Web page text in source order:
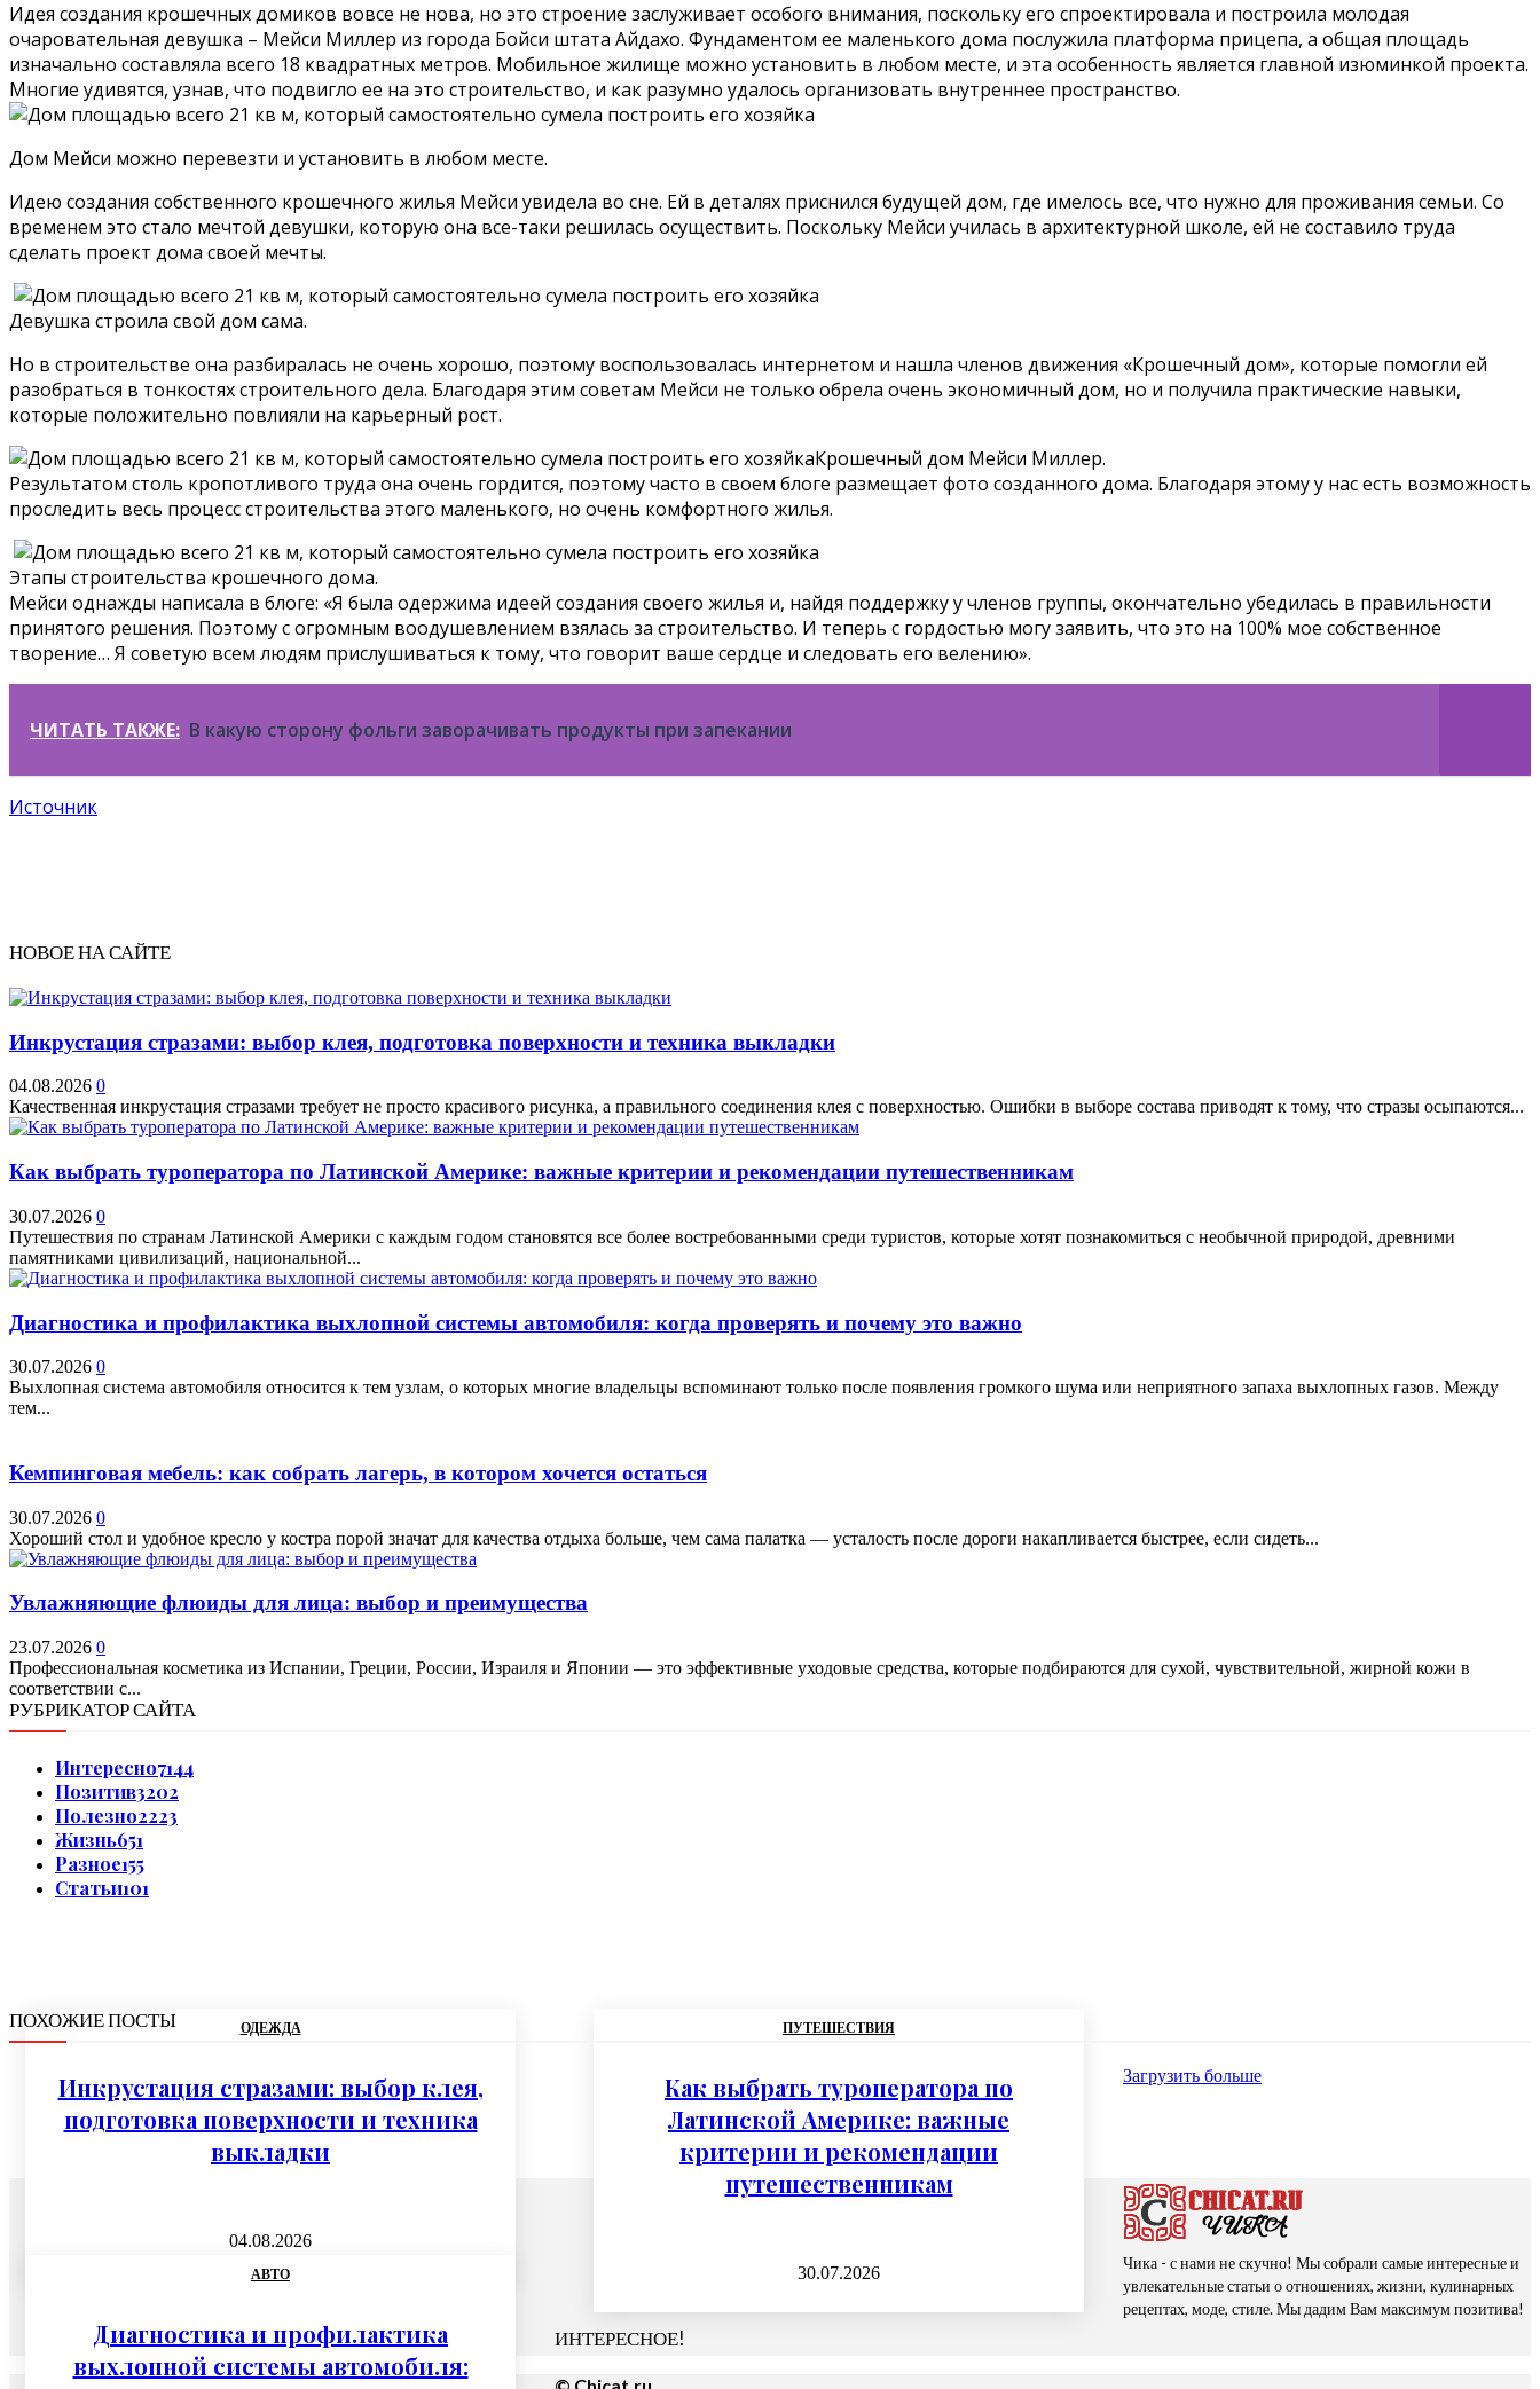
Идея создания крошечных домиков вовсе не нова, но это строение заслуживает особого внимания, поскольку его спроектировала и построила молодая
очаровательная девушка – Мейси Миллер из города Бойси штата Айдахо. Фундаментом ее маленького дома послужила платформа прицепа, а общая площадь
изначально составляла всего 18 квадратных метров. Мобильное жилище можно установить в любом месте, и эта особенность является главной изюминкой проекта.
Многие удивятся, узнав, что подвигло ее на это строительство, и как разумно удалось организовать внутреннее пространство.
Дом Мейси можно перевезти и установить в любом месте.
Идею создания собственного крошечного жилья Мейси увидела во сне. Ей в деталях приснился будущей дом, где имелось все, что нужно для проживания семьи. Со
временем это стало мечтой девушки, которую она все-таки решилась осуществить. Поскольку Мейси училась в архитектурной школе, ей не составило труда
сделать проект дома своей мечты.
Девушка строила свой дом сама.
Но в строительстве она разбиралась не очень хорошо, поэтому воспользовалась интернетом и нашла членов движения «Крошечный дом», которые помогли ей
разобраться в тонкостях строительного дела. Благодаря этим советам Мейси не только обрела очень экономичный дом, но и получила практические навыки,
которые положительно повлияли на карьерный рост.
Крошечный дом Мейси Миллер.
Результатом столь кропотливого труда она очень гордится, поэтому часто в своем блоге размещает фото созданного дома. Благодаря этому у нас есть возможность
проследить весь процесс строительства этого маленького, но очень комфортного жилья.
Этапы строительства крошечного дома.
Мейси однажды написала в блоге: «Я была одержима идеей создания своего жилья и, найдя поддержку у членов группы, окончательно убедилась в правильности
принятого решения. Поэтому с огромным воодушевлением взялась за строительство. И теперь с гордостью могу заявить, что это на 100% мое собственное
творение… Я советую всем людям прислушиваться к тому, что говорит ваше сердце и следовать его велению».
ЧИТАТЬ ТАКЖЕ: В какую сторону фольги заворачивать продукты при запекании
Источник
НОВОЕ НА САЙТЕ
Инкрустация стразами: выбор клея, подготовка поверхности и техника выкладки
04.08.2026 0
Качественная инкрустация стразами требует не просто красивого рисунка, а правильного соединения клея с поверхностью. Ошибки в выборе состава приводят к тому, что стразы осыпаются...
Как выбрать туроператора по Латинской Америке: важные критерии и рекомендации путешественникам
30.07.2026 0
Путешествия по странам Латинской Америки с каждым годом становятся все более востребованными среди туристов, которые хотят познакомиться с необычной природой, древними
памятниками цивилизаций, национальной...
Диагностика и профилактика выхлопной системы автомобиля: когда проверять и почему это важно
30.07.2026 0
Выхлопная система автомобиля относится к тем узлам, о которых многие владельцы вспоминают только после появления громкого шума или неприятного запаха выхлопных газов. Между
тем...
Кемпинговая мебель: как собрать лагерь, в котором хочется остаться
30.07.2026 0
Хороший стол и удобное кресло у костра порой значат для качества отдыха больше, чем сама палатка — усталость после дороги накапливается быстрее, если сидеть...
Увлажняющие флюиды для лица: выбор и преимущества
23.07.2026 0
Профессиональная косметика из Испании, Греции, России, Израиля и Японии — это эффективные уходовые средства, которые подбираются для сухой, чувствительной, жирной кожи в
соответствии с...
РУБРИКАТОР САЙТА
Интересно7144
Позитив3202
Полезно2223
Жизнь651
Разное155
Статьи101
ПОХОЖИЕ ПОСТЫ ОДЕЖДА
Инкрустация стразами: выбор клея,
подготовка поверхности и техника
выкладки
04.08.2026
ПУТЕШЕСТВИЯ
Как выбрать туроператора по
Латинской Америке: важные
критерии и рекомендации
путешественникам
30.07.2026
АВТО
Диагностика и профилактика
выхлопной системы автомобиля:
Загрузить больше
Чика - с нами не скучно! Мы собрали самые интересные и
увлекательные статьи о отношениях, жизни, кулинарных
рецептах, моде, стиле. Мы дадим Вам максимум позитива!
ИНТЕРЕСНОЕ!